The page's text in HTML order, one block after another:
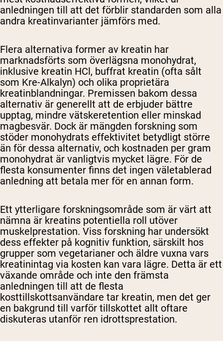
anledningen till att det förblir standarden som alla
andra kreatinvarianter jämförs med.
Flera alternativa former av kreatin har
marknadsförts som överlägsna monohydrat,
inklusive kreatin HCl, buffrat kreatin (ofta sålt
som Kre-Alkalyn) och olika proprietära
kreatinblandningar. Premissen bakom dessa
alternativ är generellt att de erbjuder bättre
upptag, mindre vätskeretention eller minskad
magbesvär. Dock är mängden forskning som
stöder monohydrats effektivitet betydligt större
än för dessa alternativ, och kostnaden per gram
monohydrat är vanligtvis mycket lägre. För de
flesta konsumenter finns det ingen väletablerad
anledning att betala mer för en annan form.
Ett ytterligare forskningsområde som är värt att
nämna är kreatins potentiella roll utöver
muskelprestation. Viss forskning har undersökt
dess effekter på kognitiv funktion, särskilt hos
grupper som vegetarianer och äldre vuxna vars
kreatinintag via kosten kan vara lägre. Detta är ett
växande område och inte den främsta
anledningen till att de flesta
kosttillskottsanvändare tar kreatin, men det ger
en bakgrund till varför tillskottet allt oftare
diskuteras utanför ren idrottsprestation.